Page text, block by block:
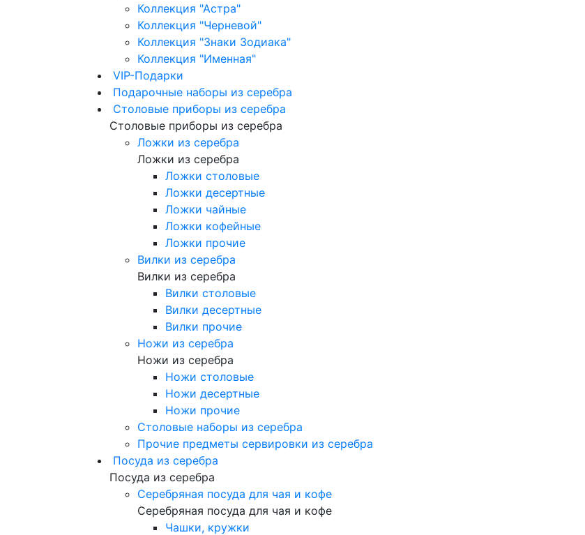
Коллекция "Астра"
Коллекция "Черневой"
Коллекция "Знаки Зодиака"
Коллекция "Именная"
VIP-Подарки
Подарочные наборы из серебра
Столовые приборы из серебра
Столовые приборы из серебра
Ложки из серебра
Ложки из серебра
Ложки столовые
Ложки десертные
Ложки чайные
Ложки кофейные
Ложки прочие
Вилки из серебра
Вилки из серебра
Вилки столовые
Вилки десертные
Вилки прочие
Ножи из серебра
Ножи из серебра
Ножи столовые
Ножи десертные
Ножи прочие
Столовые наборы из серебра
Прочие предметы сервировки из серебра
Посуда из серебра
Посуда из серебра
Серебряная посуда для чая и кофе
Серебряная посуда для чая и кофе
Чашки, кружки